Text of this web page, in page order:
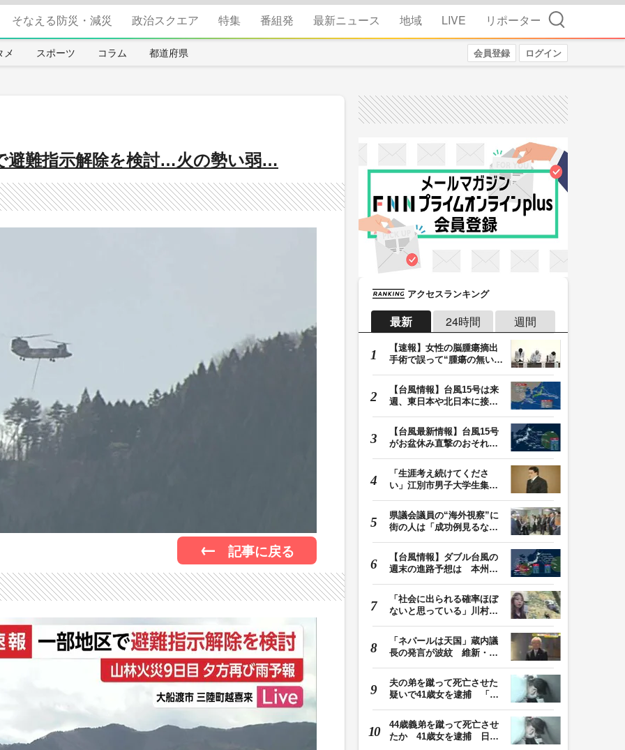
そなえる防災・減災 政治スクエア 特集 番組発 最新ニュース 地域 LIVE リポーター 検索
メ スポーツ コラム 都道府県 会員登録 ログイン
避難指示解除を検討…火の勢い弱…
記事に戻る
アクセスランキング
最新 24時間 週間
【速報】女性の脳腫瘍摘出
手術で誤って“腫瘍の無い部
【台風情報】台風15号は来
週、東日本や北日本に接近
【台風最新情報】台風15号
がお盆休み直撃のおそれ
「生涯考え続けてくださ
い」江別市男子大学生集団
県議会議員の“海外視察”に
街の人は「成功例見るなら
【台風情報】ダブル台風の
週末の進路予想は 本州は
「社会に出られる確率ほぼ
ないと思っている」川村葉
「ネパールは天国」蔵内議
長の発言が波紋 維新・吉
夫の弟を蹴って死亡させた
疑いで41歳女を逮捕 「生
44歳義弟を蹴って死亡させ
たか 41歳女を逮捕 日頃